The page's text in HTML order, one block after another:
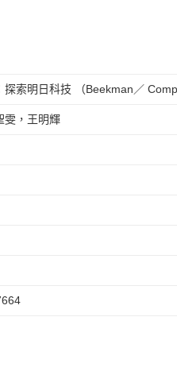
探索明日科技 （Beekman／
雯，王明輝